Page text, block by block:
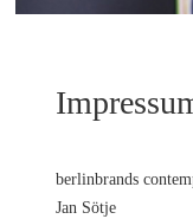
berlinbrands
Jan Sötje